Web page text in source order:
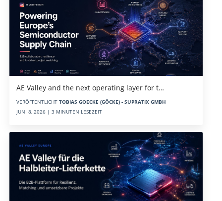
AE Valley and the next operating layer for t…
VERÖFFENTLICHT TOBIAS GOECKE (GÖCKE) - SUPRATIX GMBH
JUNI 8, 2026 | 3 MINUTEN LESEZEIT